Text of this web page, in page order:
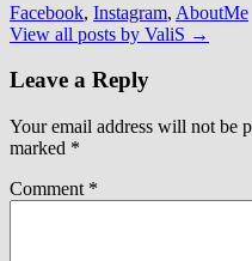
Facebook, Instagram, AboutMe
View all posts by ValiS →
Leave a Reply
Your email address will not be
marked *
Comment *